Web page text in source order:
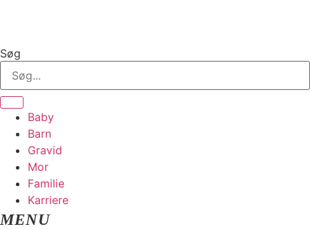
Søg
Baby
Barn
Gravid
Mor
Familie
Karriere